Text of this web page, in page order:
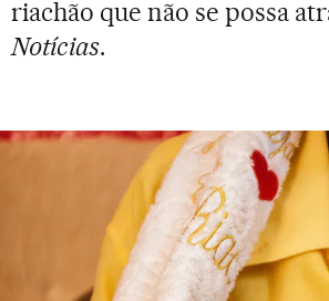
riachão que não se possa
Notícias.